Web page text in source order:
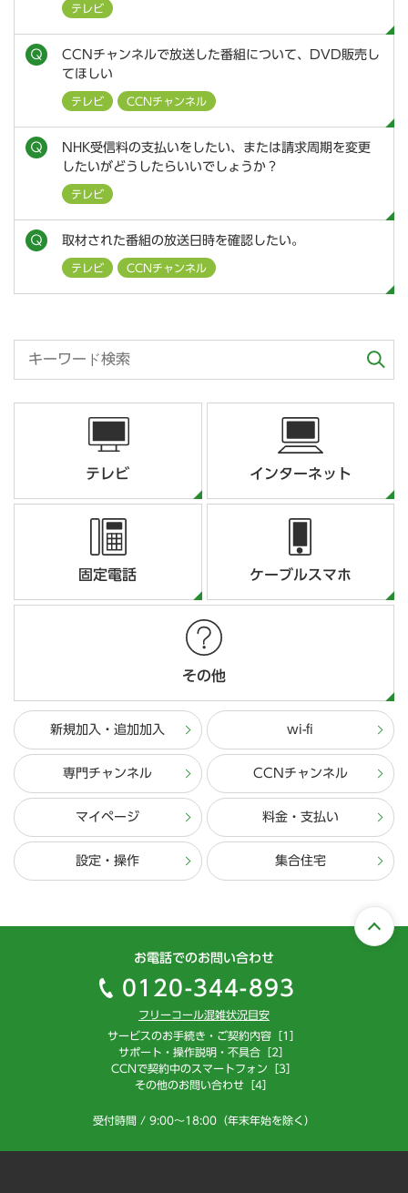
テレビ
CCNチャンネルで放送した番組について、DVD販売し
てほしい
テレビ CCNチャンネル
NHK受信料の支払いをしたい、または請求周期を変更
したいがどうしたらいいでしょうか？
テレビ
取材された番組の放送日時を確認したい。
テレビ CCNチャンネル
テレビ インターネット
固定電話 ケーブルスマホ
その他
新規加入・追加加入 wi-fi
専門チャンネル CCNチャンネル
マイページ 料金・支払い
設定・操作 集合住宅
お電話でのお問い合わせ
0120-344-893
フリーコール混雑状況目安
サービスのお手続き・ご契約内容［1］
サポート・操作説明・不具合［2］
CCNで契約中のスマートフォン［3］
その他のお問い合わせ［4］
受付時間 / 9:00～18:00（年末年始を除く）